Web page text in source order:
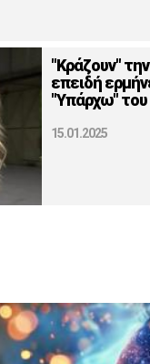
"Κράζουν"
επειδή
"Υπάρχω" του
15.01.2025